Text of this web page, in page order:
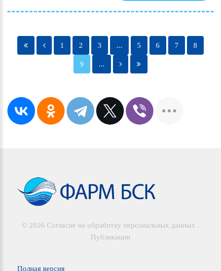
1 2 3 ... 5 6 7 8
9 ...
© 2026 Согласие на обработку персональных данных .
Публикации
Полная версия